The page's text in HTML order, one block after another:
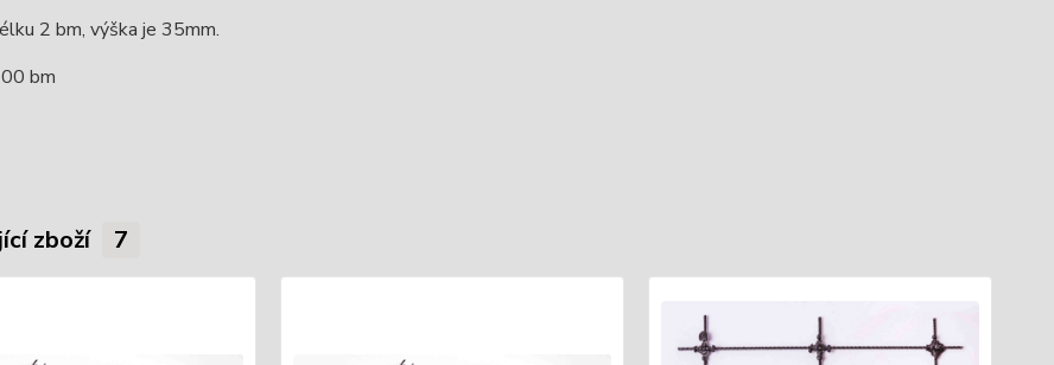
2 bm, výška je 35mm.
bm
zboží 7